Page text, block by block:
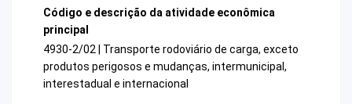
Código e descrição da atividade econômica
principal
4930-2/02 | Transporte rodoviário de carga, exceto
produtos perigosos e mudanças, intermunicipal,
interestadual e internacional